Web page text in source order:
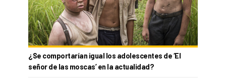
¿Se comportarían igual los adolescentes de ‘El
señor de las moscas’ en la actualidad?